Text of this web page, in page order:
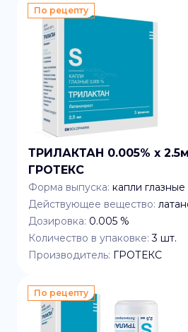
По рецепту
ТРИЛАКТАН 0.005% x
ГРОТЕКС
Форма выпуска: капли глазные
Действующее вещество:
Дозировка: 0.005 %
Количество в упаковке: 3 шт.
Производитель: ГРОТЕКС
По рецепту